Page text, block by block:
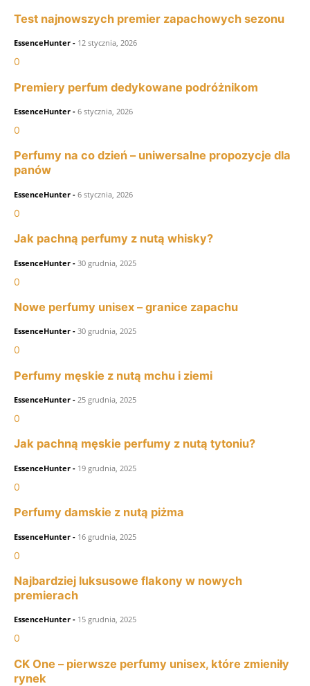
Test najnowszych premier zapachowych sezonu
EssenceHunter - 12 stycznia, 2026
0
Premiery perfum dedykowane podróżnikom
EssenceHunter - 6 stycznia, 2026
0
Perfumy na co dzień – uniwersalne propozycje dla
panów
EssenceHunter - 6 stycznia, 2026
0
Jak pachną perfumy z nutą whisky?
EssenceHunter - 30 grudnia, 2025
0
Nowe perfumy unisex – granice zapachu
EssenceHunter - 30 grudnia, 2025
0
Perfumy męskie z nutą mchu i ziemi
EssenceHunter - 25 grudnia, 2025
0
Jak pachną męskie perfumy z nutą tytoniu?
EssenceHunter - 19 grudnia, 2025
0
Perfumy damskie z nutą piżma
EssenceHunter - 16 grudnia, 2025
0
Najbardziej luksusowe flakony w nowych
premierach
EssenceHunter - 15 grudnia, 2025
0
CK One – pierwsze perfumy unisex, które zmieniły
rynek